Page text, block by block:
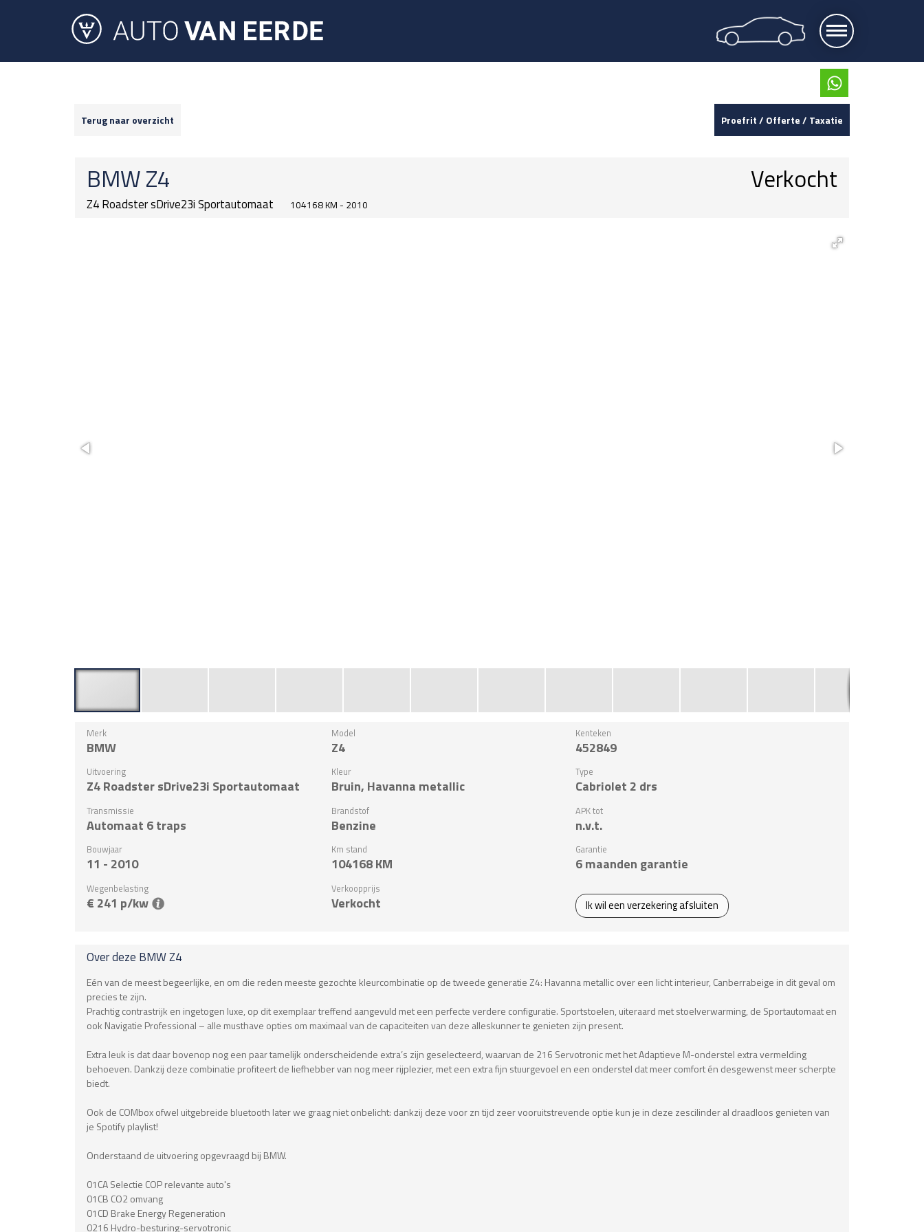
Terug naar overzicht Proefrit / Offerte / Taxatie
BMWZ4
Z4 Roadster sDrive23i Sportautomaat 104168 KM - 2010
Verkocht
Merk
BMW
Model
Z4
Kenteken
452849
Uitvoering
Z4 Roadster sDrive23i Sportautomaat
Kleur
Bruin, Havanna metallic
Type
Cabriolet 2 drs
Transmissie
Automaat 6 traps
Brandstof
Benzine
APK tot
n.v.t.
Bouwjaar
11 - 2010
Km stand
104168KM
Garantie
6 maanden garantie
Wegenbelasting
€ 241 p/kw
Verkoopprijs
Verkocht Ik wil een verzekering afsluiten
Over deze BMWZ4
Eén van de meest begeerlijke, en om die reden meeste gezochte kleurcombinatie op de tweede generatie Z4: Havanna metallic over een licht interieur, Canberrabeige in dit geval om
precies te zijn.
Prachtig contrastrijk en ingetogen luxe, op dit exemplaar treffend aangevuld met een perfecte verdere configuratie. Sportstoelen, uiteraard met stoelverwarming, de Sportautomaat en
ook Navigatie Professional – alle musthave opties om maximaal van de capaciteiten van deze alleskunner te genieten zijn present.
Extra leuk is dat daar bovenop nog een paar tamelijk onderscheidende extra’s zijn geselecteerd, waarvan de 216 Servotronic met het Adaptieve M-onderstel extra vermelding
behoeven. Dankzij deze combinatie profiteert de liefhebber van nog meer rijplezier, met een extra fijn stuurgevoel en een onderstel dat meer comfort én desgewenst meer scherpte
biedt.
Ook de COMbox ofwel uitgebreide bluetooth later we graag niet onbelicht: dankzij deze voor zn tijd zeer vooruitstrevende optie kun je in deze zescilinder al draadloos genieten van
je Spotify playlist!
Onderstaand de uitvoering opgevraagd bij BMW.
01CA Selectie COP relevante auto's
01CB CO2 omvang
01CD Brake Energy Regeneration
0216 Hydro-besturing-servotronic